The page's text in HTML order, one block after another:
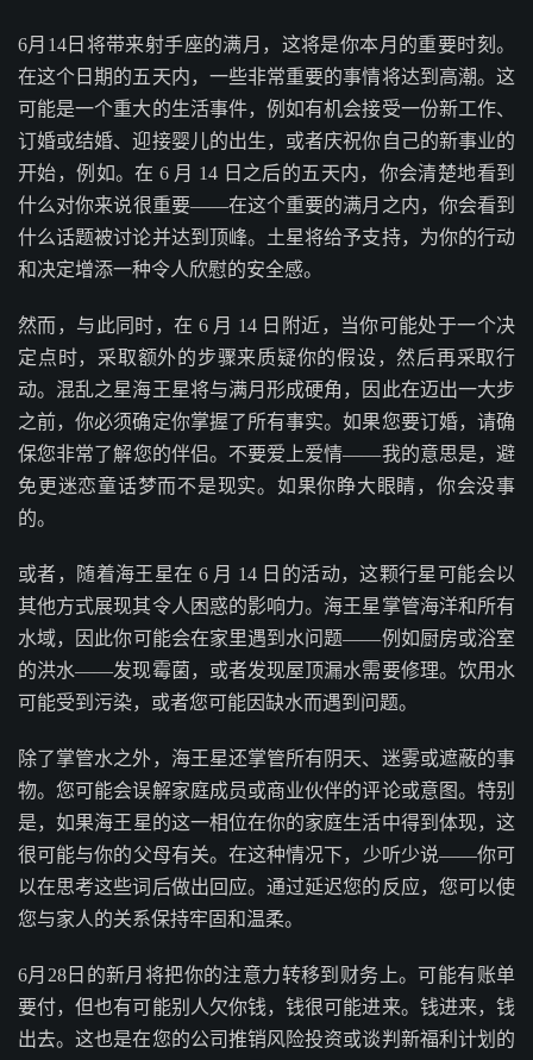
6月14日将带来射手座的满月，这将是你本月的重要时刻。
在这个日期的五天内，一些非常重要的事情将达到高潮。这
可能是一个重大的生活事件，例如有机会接受一份新工作、
订婚或结婚、迎接婴儿的出生，或者庆祝你自己的新事业的
开始，例如。在 6 月 14 日之后的五天内，你会清楚地看到
什么对你来说很重要——在这个重要的满月之内，你会看到
什么话题被讨论并达到顶峰。土星将给予支持，为你的行动
和决定增添一种令人欣慰的安全感。
然而，与此同时，在 6 月 14 日附近，当你可能处于一个决
定点时，采取额外的步骤来质疑你的假设，然后再采取行
动。混乱之星海王星将与满月形成硬角，因此在迈出一大步
之前，你必须确定你掌握了所有事实。如果您要订婚，请确
保您非常了解您的伴侣。不要爱上爱情——我的意思是，避
免更迷恋童话梦而不是现实。如果你睁大眼睛，你会没事
的。
或者，随着海王星在 6 月 14 日的活动，这颗行星可能会以
其他方式展现其令人困惑的影响力。海王星掌管海洋和所有
水域，因此你可能会在家里遇到水问题——例如厨房或浴室
的洪水——发现霉菌，或者发现屋顶漏水需要修理。饮用水
可能受到污染，或者您可能因缺水而遇到问题。
除了掌管水之外，海王星还掌管所有阴天、迷雾或遮蔽的事
物。您可能会误解家庭成员或商业伙伴的评论或意图。特别
是，如果海​​王星的这一相位在你的家庭生活中得到体现，这
很可能与你的父母有关。在这种情况下，少听少说——你可
以在思考这些词后做出回应。通过延迟您的反应，您可以使
您与家人的关系保持牢固和温柔。
6月28日的新月将把你的注意力转移到财务上。可能有账单
要付，但也有可能别人欠你钱，钱很可能进来。钱进来，钱
出去。这也是在您的公司推销风险投资或谈判新福利计划的